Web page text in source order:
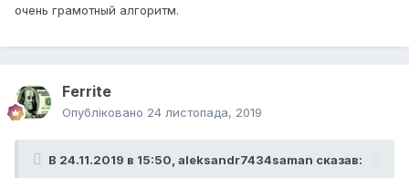
очень грамотный алгоритм.
Ferrite
Опубліковано 24 листопада, 2019
В 24.11.2019 в 15:50, aleksandr7434saman сказав: